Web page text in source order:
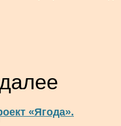
«Ягода».